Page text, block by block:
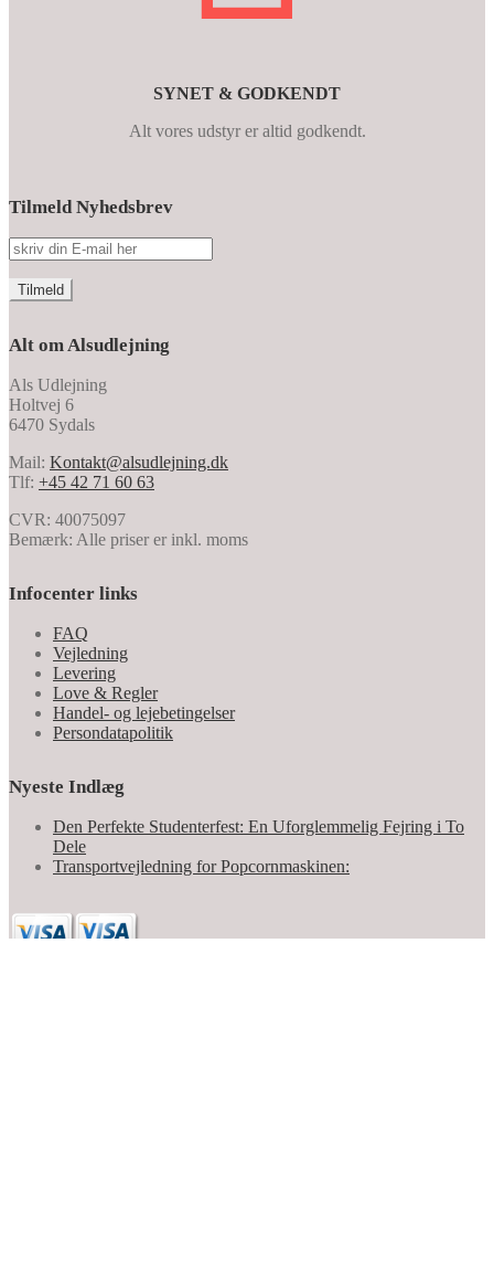
SYNET & GODKENDT
Alt vores udstyr er altid godkendt.
Tilmeld Nyhedsbrev
Alt om Alsudlejning
Als Udlejning
Holtvej 6
6470 Sydals
Mail: Kontakt@alsudlejning.dk
Tlf: +45 42 71 60 63
CVR: 40075097
Bemærk: Alle priser er inkl. moms
Infocenter links
FAQ
Vejledning
Levering
Love & Regler
Handel- og lejebetingelser
Persondatapolitik
Nyeste Indlæg
Den Perfekte Studenterfest: En Uforglemmelig Fejring i To
Dele
Transportvejledning for Popcornmaskinen: